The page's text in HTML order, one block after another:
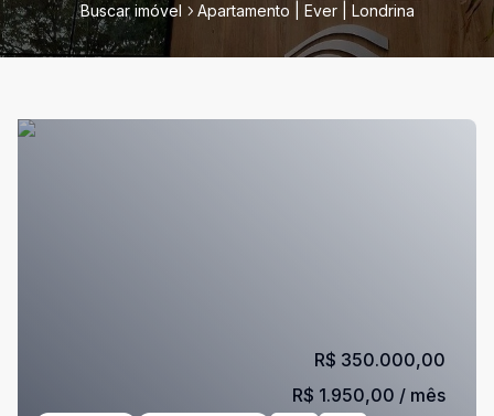
Buscar imóvel Apartamento | Ever | Londrina
R$ 350.000,00
R$ 1.950,00 / mês